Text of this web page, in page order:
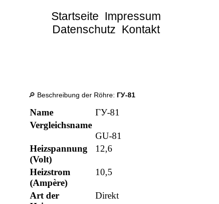
Startseite Impressum
Datenschutz Kontakt
🔎 Beschreibung der Röhre: ГУ-81
Name
ГУ-81
Vergleichsname
GU-81
Heizspannung
(Volt)
12,6
Heizstrom
(Ampère)
10,5
Art der
Direkt